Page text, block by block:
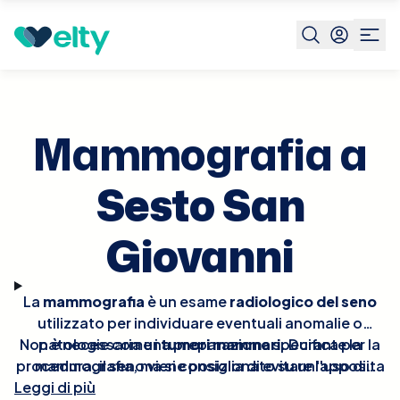
Prenota visita Sesto San Giovanni
Mammografia a
Sesto San
Giovanni
La mammografia è un esameradiologico del seno
utilizzato per individuare eventuali anomalie o
patologie come itumori mammari. Durante la
procedura, il seno viene posizionato su un'apposita
piastra e compresso delicatamente per ottenere
Non è necessaria una preparazione specifica per la
mammografia, ma si consiglia di evitare l'uso di
deodoranti
Leggi di più